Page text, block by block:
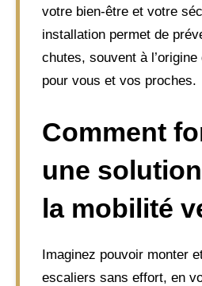
votre bien-être et votre
installation permet de
chutes, souvent à
pour vous et vos proches.
Comment
une
la mobilité
Imaginez pouvoir monter
escaliers sans effort, en